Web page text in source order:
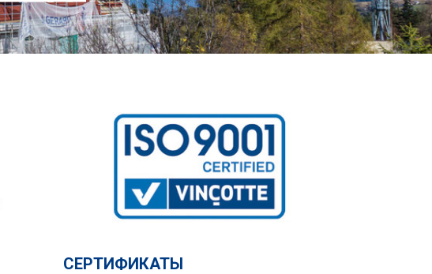
СЕРТИФИКАТЫ